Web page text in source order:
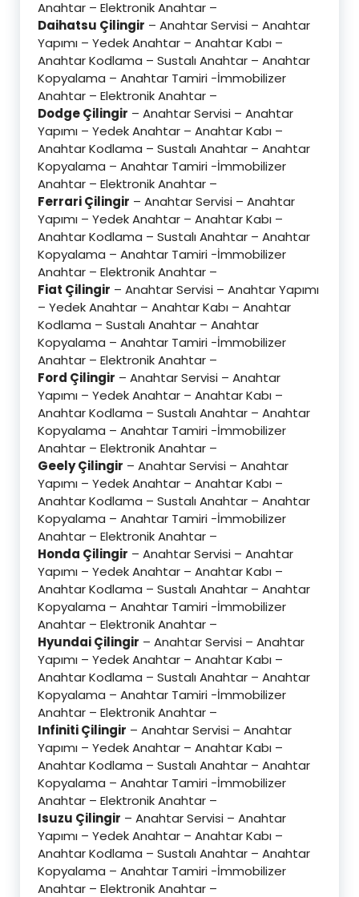
Anahtar – Elektronik Anahtar –
Daihatsu Çilingir – Anahtar Servisi – Anahtar
Yapımı – Yedek Anahtar – Anahtar Kabı –
Anahtar Kodlama – Sustalı Anahtar – Anahtar
Kopyalama – Anahtar Tamiri -İmmobilizer
Anahtar – Elektronik Anahtar –
Dodge Çilingir – Anahtar Servisi – Anahtar
Yapımı – Yedek Anahtar – Anahtar Kabı –
Anahtar Kodlama – Sustalı Anahtar – Anahtar
Kopyalama – Anahtar Tamiri -İmmobilizer
Anahtar – Elektronik Anahtar –
Ferrari Çilingir – Anahtar Servisi – Anahtar
Yapımı – Yedek Anahtar – Anahtar Kabı –
Anahtar Kodlama – Sustalı Anahtar – Anahtar
Kopyalama – Anahtar Tamiri -İmmobilizer
Anahtar – Elektronik Anahtar –
Fiat Çilingir – Anahtar Servisi – Anahtar Yapımı
– Yedek Anahtar – Anahtar Kabı – Anahtar
Kodlama – Sustalı Anahtar – Anahtar
Kopyalama – Anahtar Tamiri -İmmobilizer
Anahtar – Elektronik Anahtar –
Ford Çilingir – Anahtar Servisi – Anahtar
Yapımı – Yedek Anahtar – Anahtar Kabı –
Anahtar Kodlama – Sustalı Anahtar – Anahtar
Kopyalama – Anahtar Tamiri -İmmobilizer
Anahtar – Elektronik Anahtar –
Geely Çilingir – Anahtar Servisi – Anahtar
Yapımı – Yedek Anahtar – Anahtar Kabı –
Anahtar Kodlama – Sustalı Anahtar – Anahtar
Kopyalama – Anahtar Tamiri -İmmobilizer
Anahtar – Elektronik Anahtar –
Honda Çilingir – Anahtar Servisi – Anahtar
Yapımı – Yedek Anahtar – Anahtar Kabı –
Anahtar Kodlama – Sustalı Anahtar – Anahtar
Kopyalama – Anahtar Tamiri -İmmobilizer
Anahtar – Elektronik Anahtar –
Hyundai Çilingir – Anahtar Servisi – Anahtar
Yapımı – Yedek Anahtar – Anahtar Kabı –
Anahtar Kodlama – Sustalı Anahtar – Anahtar
Kopyalama – Anahtar Tamiri -İmmobilizer
Anahtar – Elektronik Anahtar –
Infiniti Çilingir – Anahtar Servisi – Anahtar
Yapımı – Yedek Anahtar – Anahtar Kabı –
Anahtar Kodlama – Sustalı Anahtar – Anahtar
Kopyalama – Anahtar Tamiri -İmmobilizer
Anahtar – Elektronik Anahtar –
Isuzu Çilingir – Anahtar Servisi – Anahtar
Yapımı – Yedek Anahtar – Anahtar Kabı –
Anahtar Kodlama – Sustalı Anahtar – Anahtar
Kopyalama – Anahtar Tamiri -İmmobilizer
Anahtar – Elektronik Anahtar –